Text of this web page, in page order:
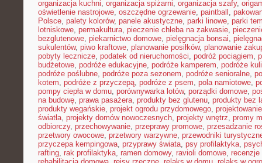
organizacja kuchni, organizacja spiżarni, organizacja szafy,
oświetlenie nastrojowe, oszczędne ogrzewanie, paintball ,
Polsce, palety kolorów, panele akustyczne, parki linowe, parki
lotniskowe, permakultura, pieczenie chleba na zakwasie,
bezglutenowe, piekarnictwo domowe, pielęgnacja bonsai,
sukulentów, piwo kraftowe, planowanie posiłków, planowanie
pobyty lecznicze, podatek od nieruchomości, podróż pociągiem,
budżetowe, podróże edukacyjne, podróże kamperem, podróże
podróże poślubne, podróże poza sezonem, podróże senioralne,
kotem, podróże z przyczepą, podróże z psem, pola namiotowe,
pompy ciepła w domu, porównywarka lotów, porządki domowe,
na budowę, prawa pasażera, produkty bez glutenu, produkty bez
produkty wegańskie, projekt ogrodu przydomowego,
światła, projekty domów nowoczesnych, projekty wnętrz, promy
odbiorczy, przechowywanie, przeprawy promowe, przesadzanie
przetwory owocowe, przetwory warzywne, przewodniki
przyczepa kempingowa, przyprawy świata, psy profilaktyka,
rafting, rak profilaktyka, ramen domowy, ravioli domowe, recenzje